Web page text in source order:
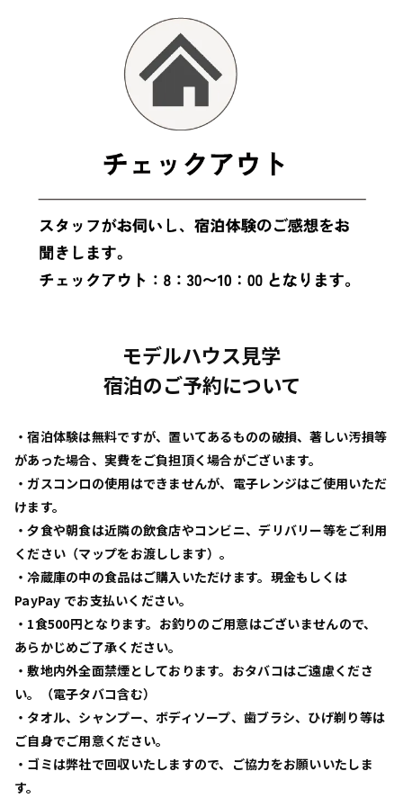
モデルハウス見学
宿泊のご予約について
・宿泊体験は無料ですが、置いてあるものの破損、著しい汚損等
があった場合、実費をご負担頂く場合がございます。
・ガスコンロの使用はできませんが、電子レンジはご使用いただ
けます。
・夕食や朝食は近隣の飲食店やコンビニ、デリバリー等をご利用
ください（マップをお渡しします）。
・冷蔵庫の中の食品はご購入いただけます。現金もしくは
PayPay でお支払いください。
・1食500円となります。お釣りのご用意はございませんので、
あらかじめご了承ください。
・敷地内外全面禁煙としております。おタバコはご遠慮くださ
い。（電子タバコ含む）
・タオル、シャンプー、ボディソープ、歯ブラシ、ひげ剃り等は
ご自身でご用意ください。
・ゴミは弊社で回収いたしますので、ご協力をお願いいたしま
す。